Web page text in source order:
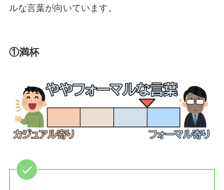
ルな言葉が向いています。
①満杯